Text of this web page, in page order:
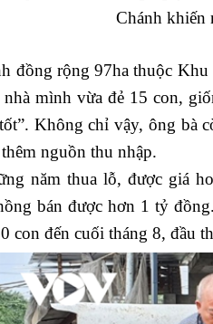
Chánh khiến
đồng rộng 97ha thuộc
mình vừa đẻ 15 con,
Không chỉ vậy, ông bà
nguồn thu nhập.
năm thua lỗ, được giá
bán được hơn 1 tỷ
con đến cuối tháng 8, đầu